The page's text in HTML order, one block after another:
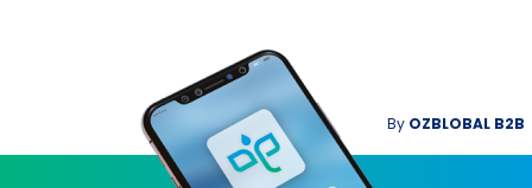
By OZBLOBAL B2B